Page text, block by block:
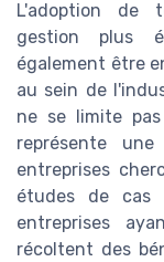
L'adoption de
gestion plus
également être
au sein de
ne se limite
représente
entreprises
études de cas
entreprises
récoltent des